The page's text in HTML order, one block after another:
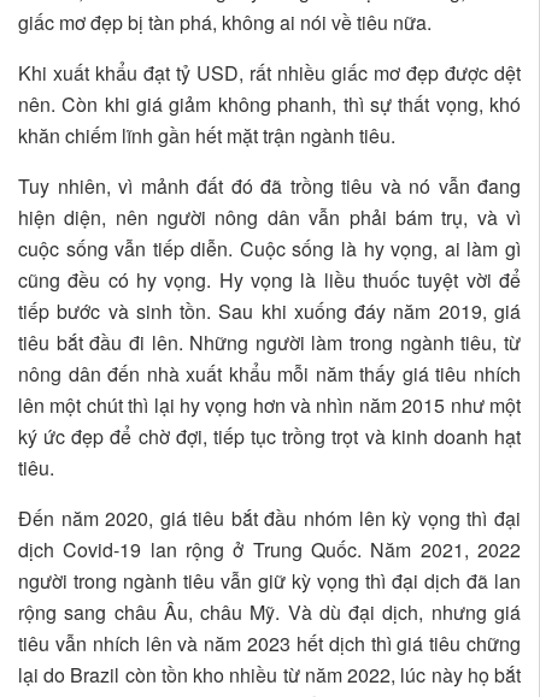
giấc mơ đẹp bị tàn phá, không ai nói về tiêu nữa.
Khi xuất khẩu đạt tỷ USD, rất nhiều giấc mơ đẹp được dệt
nên. Còn khi giá giảm không phanh, thì sự thất vọng, khó
khăn chiếm lĩnh gần hết mặt trận ngành tiêu.
Tuy nhiên, vì mảnh đất đó đã trồng tiêu và nó vẫn đang
hiện diện, nên người nông dân vẫn phải bám trụ, và vì
cuộc sống vẫn tiếp diễn. Cuộc sống là hy vọng, ai làm gì
cũng đều có hy vọng. Hy vọng là liều thuốc tuyệt vời để
tiếp bước và sinh tồn. Sau khi xuống đáy năm 2019, giá
tiêu bắt đầu đi lên. Những người làm trong ngành tiêu, từ
nông dân đến nhà xuất khẩu mỗi năm thấy giá tiêu nhích
lên một chút thì lại hy vọng hơn và nhìn năm 2015 như một
ký ức đẹp để chờ đợi, tiếp tục trồng trọt và kinh doanh hạt
tiêu.
Đến năm 2020, giá tiêu bắt đầu nhóm lên kỳ vọng thì đại
dịch Covid-19 lan rộng ở Trung Quốc. Năm 2021, 2022
người trong ngành tiêu vẫn giữ kỳ vọng thì đại dịch đã lan
rộng sang châu Âu, châu Mỹ. Và dù đại dịch, nhưng giá
tiêu vẫn nhích lên và năm 2023 hết dịch thì giá tiêu chững
lại do Brazil còn tồn kho nhiều từ năm 2022, lúc này họ bắt